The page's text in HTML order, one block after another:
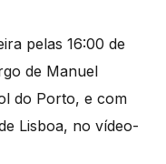
pelas 16:00 de
de Manuel
do Porto, e com
Lisboa, no vídeo-